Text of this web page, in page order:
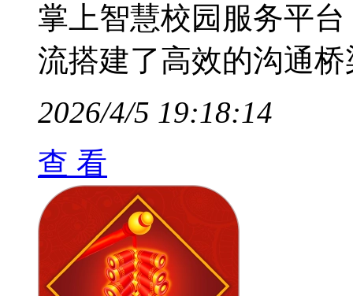
掌上智慧校园服务平
流搭建了高效的沟通桥
2026/4/5 19:18:14
查 看